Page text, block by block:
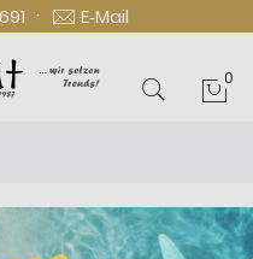
· E‑Mail
0